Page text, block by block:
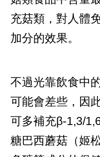
充菇類，對人體
加分的效果。
不過光靠飲食中
可能會差些，因
可多補充β-1,3/
糖巴西蘑菇（姬